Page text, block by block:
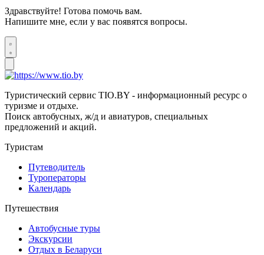
Здравствуйте! Готова помочь вам.
Напишите мне, если у вас появятся вопросы.
Туристический сервис TIO.BY - информационный ресурс о
туризме и отдыхе.
Поиск автобусных, ж/д и авиатуров, специальных
предложений и акций.
Туристам
Путеводитель
Туроператоры
Календарь
Путешествия
Автобусные туры
Экскурсии
Отдых в Беларуси